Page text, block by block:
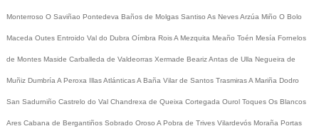
Monterroso O Saviñao Pontedeva Baños de Molgas Santiso As NevesArzúa Miño O Bolo
Maceda Outes Entroido Val do Dubra Oímbra RoisA Mezquita Meaño Toén Mesía Fornelos
de Montes Maside Carballeda de Valdeorras Xermade BearizAntas de Ulla Negueira de
Muñiz Dumbría A Peroxa Illas AtlánticasA Baña Vilar de Santos TrasmirasA Mariña Dodro
San Sadurniño Castrelo do Val Chandrexa de Queixa Cortegada Ourol Toques Os Blancos
Ares Cabana de Bergantiños Sobrado Oroso A Pobra de Trives Vilardevós Moraña Portas